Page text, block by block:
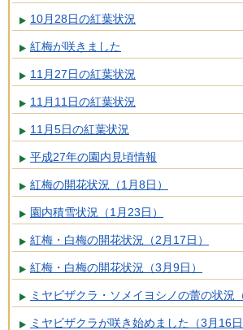
10月28日の紅葉状況
紅梅が咲きました
11月27日の紅葉状況
11月11日の紅葉状況
11月5日の紅葉状況
平成27年の園内見頃情報
紅梅の開花状況（1月8日）
園内積雪状況（1月23日）
紅梅・白梅の開花状況（2月17日）
紅梅・白梅の開花状況（3月9日）
ミヤビザクラ・ソメイヨシノの蕾の状況
ミヤビザクラが咲き始めました（3月16日